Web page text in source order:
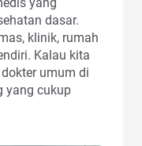
dasar.
klinik, rumah
Kalau kita
umum di
yang cukup